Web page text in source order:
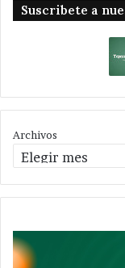
Suscribete a
Archivos